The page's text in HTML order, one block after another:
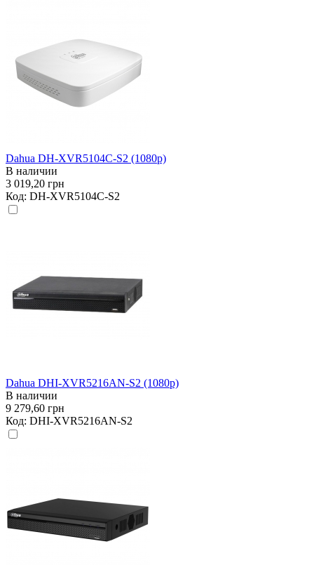
Dahua DH-XVR5104C-S2 (1080р)
В наличии
3 019,20 грн
Код: DH-XVR5104C-S2
Dahua DHI-XVR5216AN-S2 (1080p)
В наличии
9 279,60 грн
Код: DHI-XVR5216AN-S2